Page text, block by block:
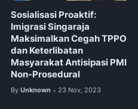
Sosialisasi Proaktif:
Imigrasi Singaraja
Maksimalkan Cegah TPPO
dan Keterlibatan
Masyarakat Antisipasi PMI
Non-Prosedural
By Unknown • 23 Nov, 2023